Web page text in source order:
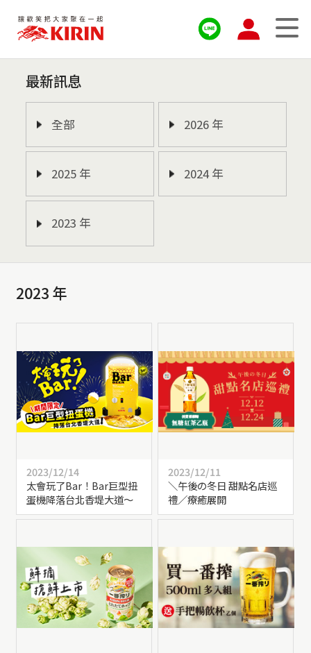
最新訊息
全部 2026 年
2025 年 2024 年
2023 年
2023 年
2023/12/14
太會玩了Bar！Bar巨型扭
蛋機降落台北香堤大道～
2023/12/11
＼午後の冬日 甜點名店巡
禮／療癒展開